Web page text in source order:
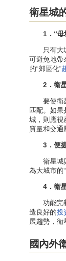
衛星城
1．“
只有大城
可避免地帶
的“郊區化”
2．衛
要使衛星
匹配。如
城，則應視
質量和交通
3．便
衛星城與
為大城市的
4．衛
功能完善
造良好的投
展趨勢，衛
國內外